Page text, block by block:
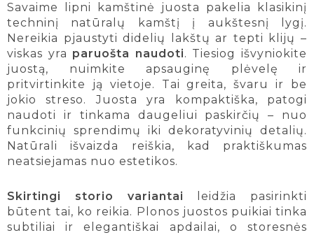
Savaime lipni kamštinė juosta pakelia klasikinį
techninį natūralų kamštį į aukštesnį lygį.
Nereikia pjaustyti didelių lakštų ar tepti klijų –
viskas yra paruošta naudoti. Tiesiog išvyniokite
juostą, nuimkite apsauginę plėvelę ir
pritvirtinkite ją vietoje. Tai greita, švaru ir be
jokio streso. Juosta yra kompaktiška, patogi
naudoti ir tinkama daugeliui paskirčių – nuo
funkcinių sprendimų iki dekoratyvinių detalių.
Natūrali išvaizda reiškia, kad praktiškumas
neatsiejamas nuo estetikos.
Skirtingi storio variantai leidžia pasirinkti
būtent tai, ko reikia. Plonos juostos puikiai tinka
subtiliai ir elegantiškai apdailai, o storesnės